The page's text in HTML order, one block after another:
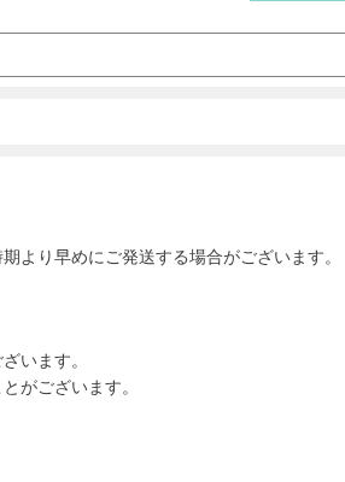
より早めにご発送する場合がございます。
います。
がございます。